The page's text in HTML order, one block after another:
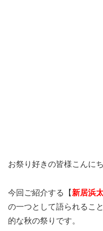
お祭り好きの皆様こんに
今回ご紹介する【 新居浜
の一つとして語られるこ
的な秋の祭りです。